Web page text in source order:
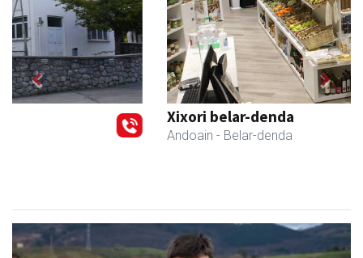
Xixori belar-denda
- Belar-denda
Previous Next